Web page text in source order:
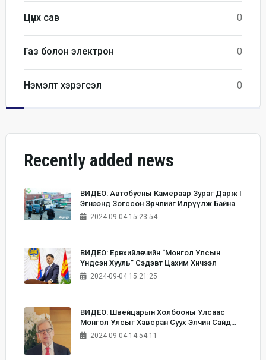
Цүнх сав 0
Газ болон электрон 0
Нэмэлт хэрэгсэл 0
Recently added news
ВИДЕО: Автобусны Камераар Зураг Дарж I
Эгнээнд Зогссон Зөрчлийг Илрүүлж Байна
2024-09-04 15:23:54
ВИДЕО: Ерөнхийлөгчийн “Монгол Улсын
Үндсэн Хууль” Сэдэвт Цахим Хичээл
2024-09-04 15:21:25
ВИДЕО: Швейцарын Холбооны Улсаас
Монгол Улсыг Хавсран Суух Элчин Сайд
Бернардино Регациони Сар Шинийн
2024-09-04 14:54:11